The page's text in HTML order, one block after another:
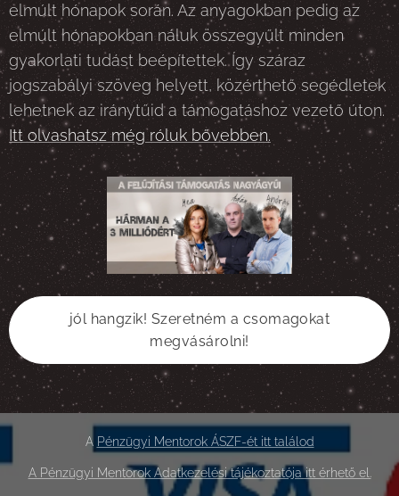
elmúlt hónapok során. Az anyagokban pedig az
elmúlt hónapokban náluk összegyűlt minden
gyakorlati tudást beépítettek. Így száraz
jogszabályi szöveg helyett, közérthető segédletek
lehetnek az iránytűid a támogatáshoz vezető úton.
Itt olvashatsz még róluk bővebben.
jól hangzik! Szeretném a csomagokat
megvásárolni!
A Pénzügyi Mentorok ÁSZF-ét itt találod
A Pénzügyi Mentorok Adatkezelési tájékoztatója itt érhető el.